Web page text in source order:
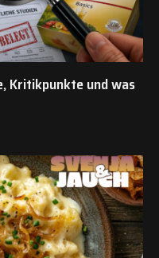
Kritikpunkte und was